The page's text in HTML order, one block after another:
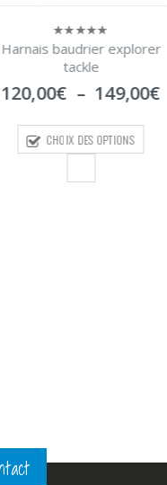
149,00€Plage
prix :
120,00€
149,00€